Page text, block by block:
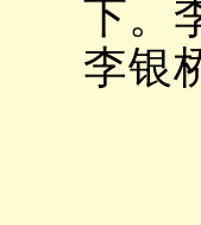
下。
李银